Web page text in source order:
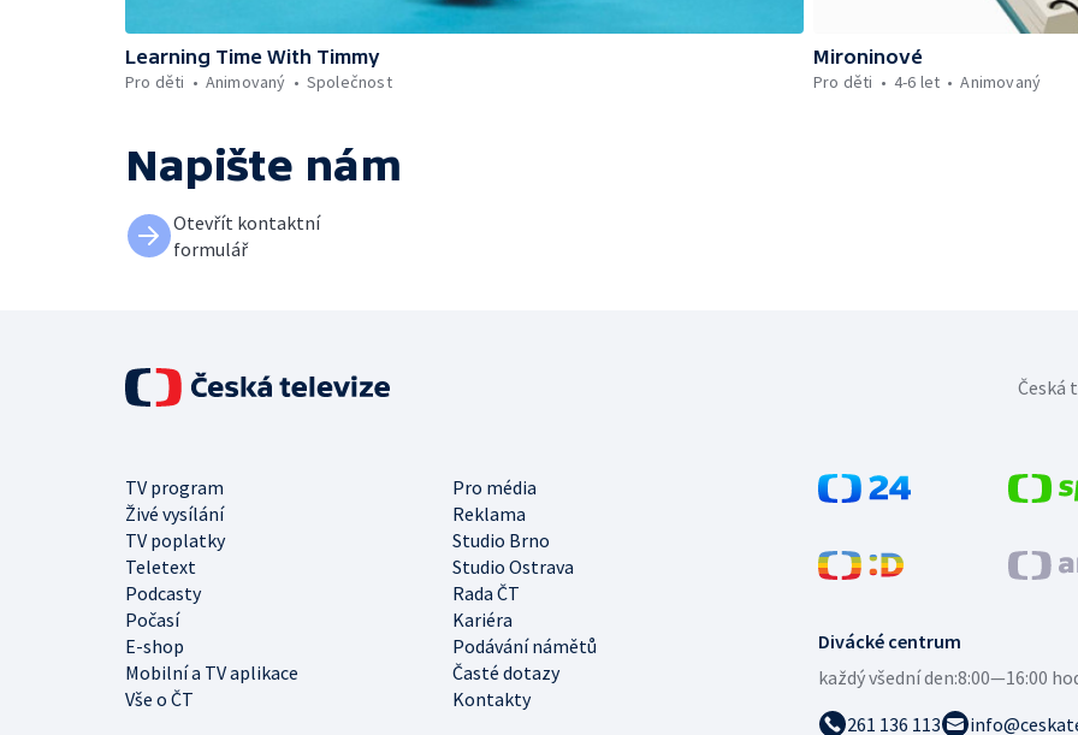
Learning Time With Timmy
Pro děti
Animovaný Společnost
Mironinové
Pro děti
4-6 let Animovaný
Napište nám
Otevřít kontaktní
formulář
Divácké centrum
každý všední den:8:00—16:00
261 136 113
TV program
Pro média
Živé vysílání
Reklama
TV poplatky
Studio Brno
Teletext
Studio Ostrava
Podcasty
Rada ČT
Počasí
Kariéra
E-shop
Podávání námětů
Mobilní a TV aplikace
Časté dotazy
Vše o ČT
Kontakty
Česká